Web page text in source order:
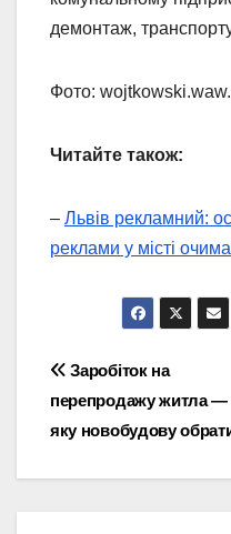
демонтаж,
Фото:
Читайте також:
– Львів рекламний:
реклами у місті
Навігація
записів
Заробіток на
перепродажу житла —
яку новобудову